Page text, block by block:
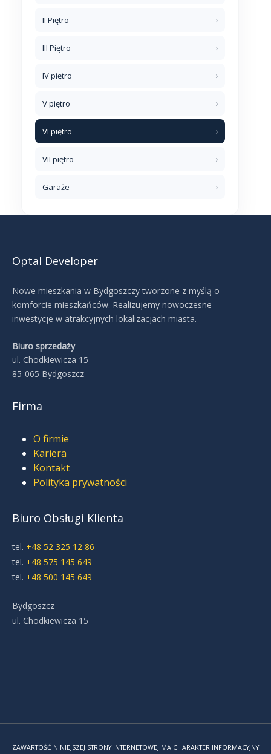
II Piętro
III Piętro
IV piętro
V piętro
VI piętro
VII piętro
Garaże
Optal Developer
Nowe mieszkania w Bydgoszczy tworzone z myślą o
komforcie mieszkańców. Realizujemy nowoczesne
inwestycje w atrakcyjnych lokalizacjach miasta.
Biuro sprzedaży
ul. Chodkiewicza 15
85-065 Bydgoszcz
Firma
O firmie
Kariera
Kontakt
Polityka prywatności
Biuro Obsługi Klienta
tel. +48 52 325 12 86
tel. +48 575 145 649
tel. +48 500 145 649
Bydgoszcz
ul. Chodkiewicza 15
ZAWARTOŚĆ NINIEJSZEJ STRONY INTERNETOWEJ MA CHARAKTER INFORMACYJNY